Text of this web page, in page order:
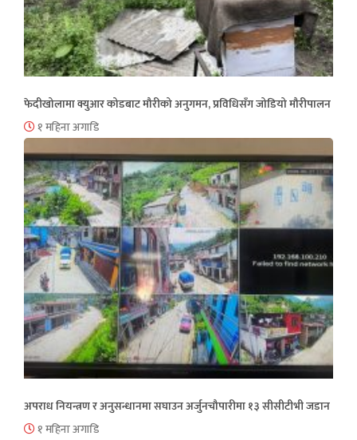
फेदीखोलामा क्युआर कोडबाट मौरीको अनुगमन, प्रविधिसँग जोडियो मौरीपालन
१ महिना अगाडि
अपराध नियन्त्रण र अनुसन्धानमा सघाउन अर्जुनचौपारीमा १३ सीसीटीभी जडान
१ महिना अगाडि